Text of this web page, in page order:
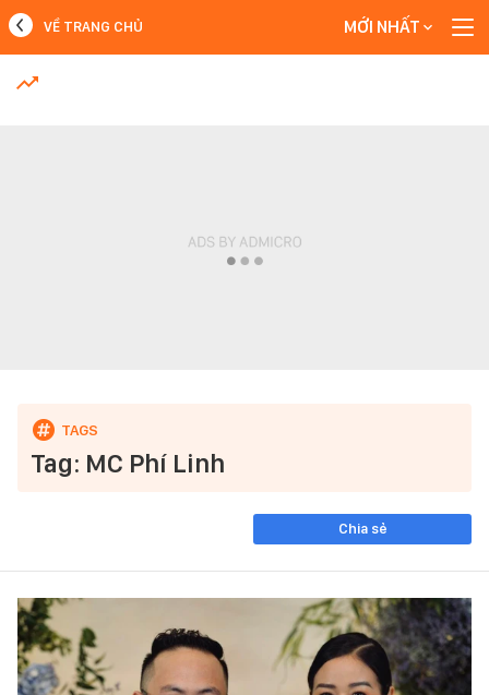
MỚI NHẤT
VỀ TRANG CHỦ MỚI NHẤT
Tag: MC Phí Linh
Chia sẻ